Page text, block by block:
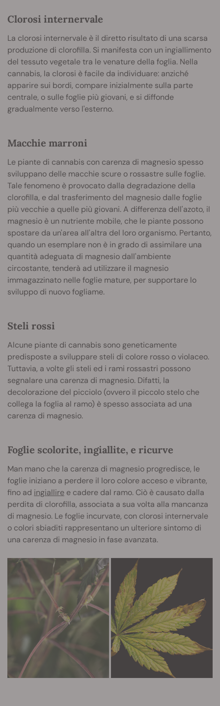
Clorosi internervale
La clorosi internervale è il diretto risultato di una scarsa
produzione di clorofilla. Si manifesta con un ingiallimento
del tessuto vegetale tra le venature della foglia. Nella
cannabis, la clorosi è facile da individuare: anziché
apparire sui bordi, compare inizialmente sulla parte
centrale, o sulle foglie più giovani, e si diffonde
gradualmente verso l'esterno.
Macchie marroni
Le piante di cannabis con carenza di magnesio spesso
sviluppano delle macchie scure o rossastre sulle foglie.
Tale fenomeno è provocato dalla degradazione della
clorofilla, e dal trasferimento del magnesio dalle foglie
più vecchie a quelle più giovani. A differenza dell'azoto, il
magnesio è un nutriente mobile, che le piante possono
spostare da un'area all'altra del loro organismo. Pertanto,
quando un esemplare non è in grado di assimilare una
quantità adeguata di magnesio dall'ambiente
circostante, tenderà ad utilizzare il magnesio
immagazzinato nelle foglie mature, per supportare lo
sviluppo di nuovo fogliame.
Steli rossi
Alcune piante di cannabis sono geneticamente
predisposte a sviluppare steli di colore rosso o violaceo.
Tuttavia, a volte gli steli ed i rami rossastri possono
segnalare una carenza di magnesio. Difatti, la
decolorazione del picciolo (ovvero il piccolo stelo che
collega la foglia al ramo) è spesso associata ad una
carenza di magnesio.
Foglie scolorite, ingiallite, e ricurve
Man mano che la carenza di magnesio progredisce, le
foglie iniziano a perdere il loro colore acceso e vibrante,
fino ad ingiallire e cadere dal ramo. Ciò è causato dalla
perdita di clorofilla, associata a sua volta alla mancanza
di magnesio. Le foglie incurvate, con clorosi internervale
o colori sbiaditi rappresentano un ulteriore sintomo di
una carenza di magnesio in fase avanzata.